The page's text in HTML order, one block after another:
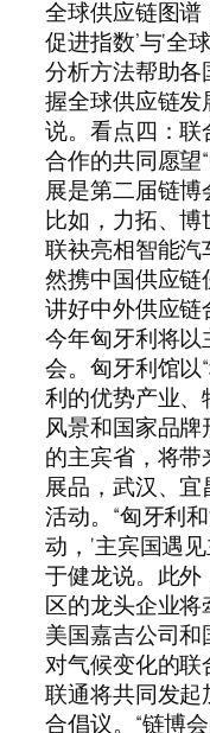
全球供应链图谱
促进指数’与‘全
分析方法帮助
握全球供应链发
说。看点四：
合作的共同愿望
展是第二届链博
比如，力拓、
联袂亮相智能
然携中国供应
讲好中外供应链
今年匈牙利将
会。匈牙利馆以
利的优势产业
风景和国家品
的主宾省，将
展品，武汉、
活动。“匈牙利
动，‘主宾国遇
于健龙说。此
区的龙头企业将
美国嘉吉公司
对气候变化的
联通将共同发
合倡议。“链博会